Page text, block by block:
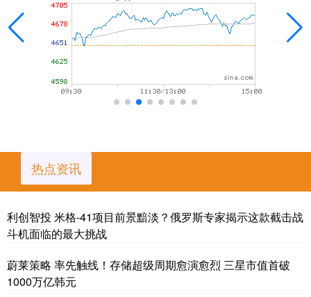
热点资讯
利创智投 米格-41项目前景黯淡？俄罗斯专家揭示这款截击战
斗机面临的最大挑战
蔚莱策略 率先触线！存储超级周期愈演愈烈 三星市值首破
1000万亿韩元